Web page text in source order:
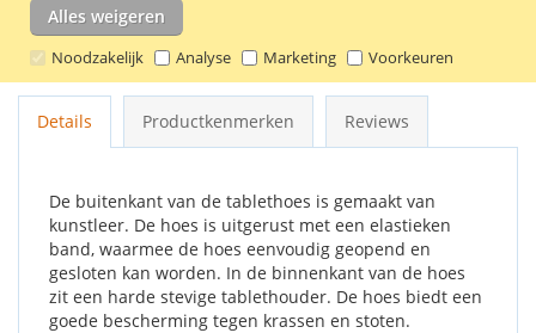
Alles weigeren
Noodzakelijk Analyse Marketing Voorkeuren
Stijlvolle 360° draaibare tablethoes voor de Samsung Galaxy
Tab 3 7.0 tablet. Kleur: rood.
Details Productkenmerken Reviews
De buitenkant van de tablethoes is gemaakt van
kunstleer. De hoes is uitgerust met een elastieken
band, waarmee de hoes eenvoudig geopend en
gesloten kan worden. In de binnenkant van de hoes
zit een harde stevige tablethouder. De hoes biedt een
goede bescherming tegen krassen en stoten.